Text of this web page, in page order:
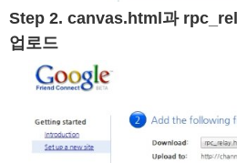
Step 2. canvas.html과
업로드